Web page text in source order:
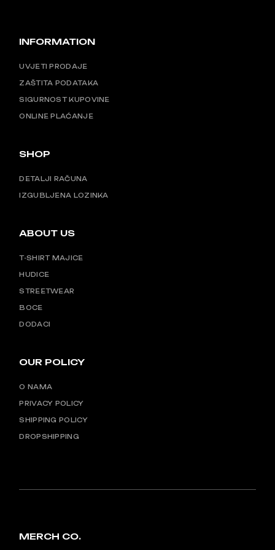
INFORMATION
UVJETI PRODAJE
ZAŠTITA PODATAKA
SIGURNOST KUPOVINE
ONLINE PLAĆANJE
SHOP
DETALJI RAČUNA
IZGUBLJENA LOZINKA
ABOUT US
T-SHIRT MAJICE
HUDICE
STREETWEAR
BOCE
DODACI
OUR POLICY
O NAMA
PRIVACY POLICY
SHIPPING POLICY
DROPSHIPPING
MERCH CO.